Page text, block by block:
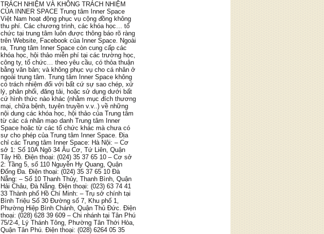
TRÁCH NHIỆM VÀ KHÔNG TRÁCH NHIỆM
CỦA INNER SPACE Trung tâm Inner Space
Việt Nam hoạt động phục vụ cộng đồng không
thu phí. Các chương trình, các khóa học… tổ
chức tại trung tâm luôn được thông báo rõ ràng
trên Website, Facebook của Inner Space. Ngoài
ra, Trung tâm Inner Space còn cung cấp các
khóa học, hội thảo miễn phí tại các trường học,
công ty, tổ chức… theo yêu cầu, có thỏa thuận
bằng văn bản; và không phục vụ cho cá nhân ở
ngoài trung tâm. Trung tâm Inner Space không
có trách nhiệm đối với bất cứ sự sao chép, xử
lý, phân phối, đăng tải, hoặc sử dụng dưới bất
cứ hình thức nào khác (nhằm mục đích thương
mại, chữa bệnh, tuyên truyền v.v..) về những
nội dung các khóa học, hội thảo của Trung tâm
từ các cá nhân mạo danh Trung tâm Inner
Space hoặc từ các tổ chức khác mà chưa có
sự cho phép của Trung tâm Inner Space. Địa
chỉ các Trung tâm Inner Space: Hà Nội: – Cơ
sở 1: Số 10A Ngõ 34 Âu Cơ, Tứ Liên, Quận
Tây Hồ. Điện thoại: (024) 35 37 65 10 – Cơ sở
2: Tầng 5, số 110 Nguyễn Hy Quang, Quận
Đống Đa. Điện thoại: (024) 35 37 65 10 Đà
Nẵng: – Số 10 Thanh Thủy, Thanh Bình, Quận
Hải Châu, Đà Nẵng. Điện thoại: (023) 63 74 41
33 Thành phố Hồ Chí Minh: – Trụ sở chính tại
Bình Triệu Số 30 Đường số 7, Khu phố 1,
Phường Hiệp Bình Chánh, Quận Thủ Đức. Điện
thoại: (028) 628 39 609 – Chi nhánh tại Tân Phú
75/2-4, Lý Thánh Tông, Phường Tân Thới Hòa,
Quận Tân Phú. Điện thoại: (028) 6264 05 35